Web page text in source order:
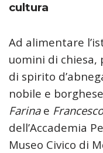
cultura
Ad alimentare
uomini di
di spirito
nobile e
Farinae
dell’Accademia
Museo Civico di